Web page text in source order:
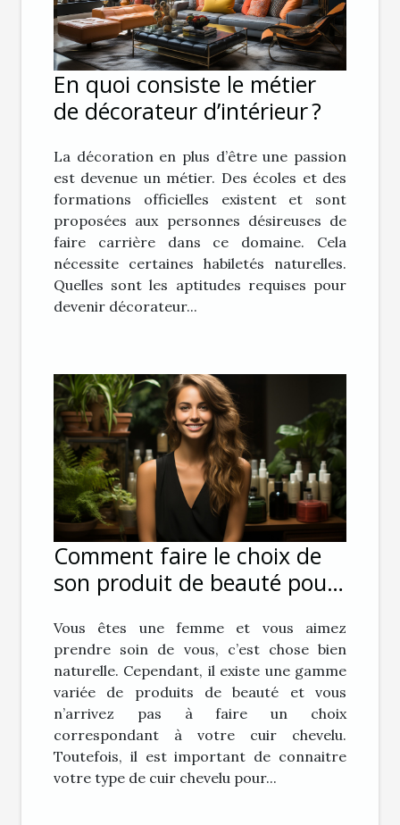
En quoi consiste le métier
de décorateur d’intérieur ?
La décoration en plus d’être une passion
est devenue un métier. Des écoles et des
formations officielles existent et sont
proposées aux personnes désireuses de
faire carrière dans ce domaine. Cela
nécessite certaines habiletés naturelles.
Quelles sont les aptitudes requises pour
devenir décorateur...
Comment faire le choix de
son produit de beauté pour
Vous êtes une femme et vous aimez
prendre soin de vous, c’est chose bien
naturelle. Cependant, il existe une gamme
variée de produits de beauté et vous
n’arrivez pas à faire un choix
correspondant à votre cuir chevelu.
Toutefois, il est important de connaitre
votre type de cuir chevelu pour...